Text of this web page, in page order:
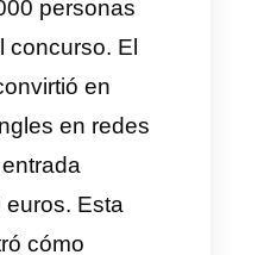
vez ofreciendo
un coche que sería
el día de San
el nombre de